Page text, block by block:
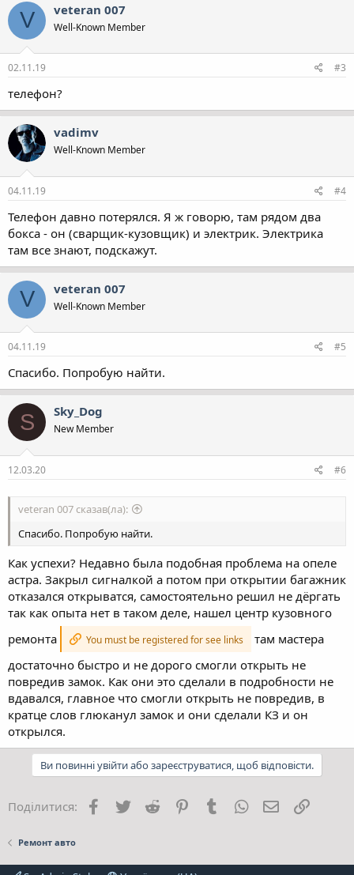
V veteran 007
Well-Known Member
02.11.19 #3
телефон?
vadimv
Well-Known Member
04.11.19 #4
Телефон давно потерялся. Я ж говорю, там рядом два
бокса - он (сварщик-кузовщик) и электрик. Электрика
там все знают, подскажут.
V veteran 007
Well-Known Member
04.11.19 #5
Спасибо. Попробую найти.
S Sky_Dog
New Member
12.03.20 #6
veteran 007 сказав(ла):
Спасибо. Попробую найти.
Как успехи? Недавно была подобная проблема на опеле
астра. Закрыл сигналкой а потом при открытии багажник
отказался открыватся, самостоятельно решил не дёргать
так как опыта нет в таком деле, нашел центр кузовного
ремонта
You must be registered for see links
там мастера
достаточно быстро и не дорого смогли открыть не
повредив замок. Как они это сделали в подробности не
вдавался, главное что смогли открыть не повредив, в
кратце слов глюканул замок и они сделали КЗ и он
открылся.
Ви повинні увійти або зареєструватися, щоб відповісти.
Поділитися: Facebook
Twitter Reddit PinterestTumblrWhatsApp
E-mail
Ремонт авто